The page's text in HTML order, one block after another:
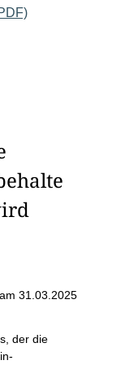
am 31.03.2025
der die